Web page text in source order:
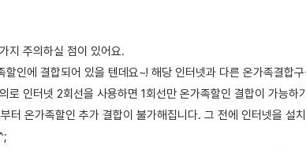
지 주의하실 점이 있어요.
인에 결합되어 있을 텐데요~! 해당 인터넷과 다른 온가족결합
로 인터넷 2회선을 사용하면 1회선만 온가족할인 결합이 가능하
터 온가족할인 추가 결합이 불가해집니다. 그 전에 인터넷을 설